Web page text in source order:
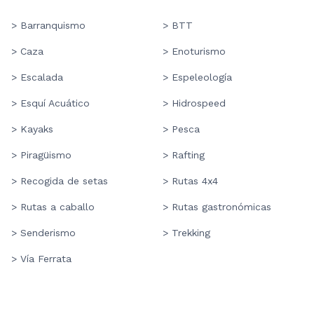
> Barranquismo > BTT
> Caza > Enoturismo
> Escalada > Espeleología
> Esquí Acuático > Hidrospeed
> Kayaks > Pesca
> Piragüismo > Rafting
> Recogida de setas > Rutas 4x4
> Rutas a caballo > Rutas gastronómicas
> Senderismo > Trekking
> Vía Ferrata